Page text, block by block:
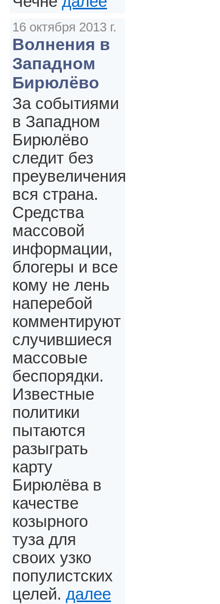
16 октября 2013 г.
Волнения в
Западном
Бирюлёво
За событиями
в Западном
Бирюлёво
следит без
преувеличения
вся страна.
Средства
массовой
информации,
блогеры и все
кому не лень
наперебой
комментируют
случившиеся
массовые
беспорядки.
Известные
политики
пытаются
разыграть
карту
Бирюлёва в
качестве
козырного
туза для
своих узко
популистских
целей. далее